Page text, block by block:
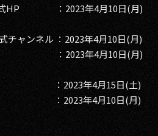
公式HP ：2023年4月10日(月)
チャンネル ：2023年4月10日(月)
：2023年4月10日(月)
年4月15日(土)
2023年4月10日(月)